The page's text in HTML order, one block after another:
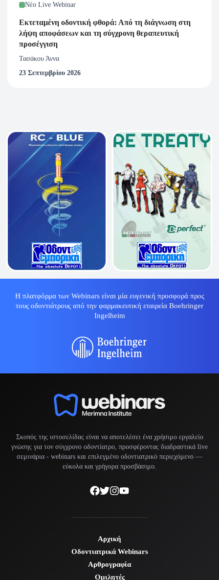
Προσθετική Εταιρεία αποστέλλει τα στοιχεία που
συμπληρώσατε κατά την εγγραφή σας στο webinar, στην
Ελληνική Οδοντιατρική Ομοσπονδία και αυτόματα
πιστώνονται οι διδακτικές ώρες στην προσωπική σας
ηλεκτρονική μερίδα, του οδοντιατρικού συλλόγου που
παρακολούθησης. Η μοριοδότηση υφίσταται μόνο εάν
Νέο Live Webinar
Εκτεταμένη οδοντική φθορά: Από τη διάγνωση στη
λήψη αποφάσεων και τη σύγχρονη θεραπευτική
προσέγγιση
Τασάκου Άννα
23 Σεπτεμβρίου 2026
Η πλατφόρμα των Webinars είναι μία ευγενική προσφορά προς
τους οδοντιάτρους από την φαρμακευτική εταιρεία Boehringer
Ingelheim
Σκοπός της ιστοσελίδας είναι να αποτελέσει ένα χρήσιμο εργαλείο
γνώσης για τον σύγχρονο οδοντίατρο, προσφέροντας διαδραστικά live
σεμινάρια - webinars και επιλεγμένο οδοντιατρικό περιεχόμενο —
εύκολα και γρήγορα προσβάσιμο.
Αρχική
Οδοντιατρικά Webinars
Αρθρογραφία
Ομιλητές